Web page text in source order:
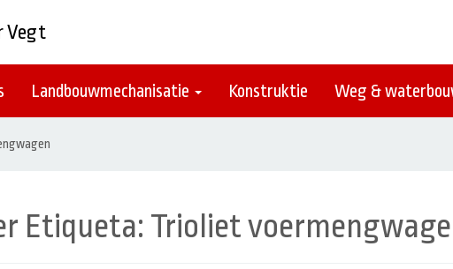
Vegt
Landbouwmechanisatie Konstruktie Weg &
Etiqueta: Trioliet